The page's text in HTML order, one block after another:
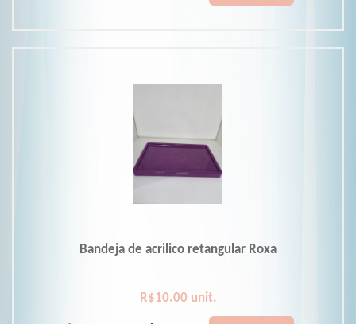
Bandeja de acrilico retangular Roxa
R$10.00 unit.